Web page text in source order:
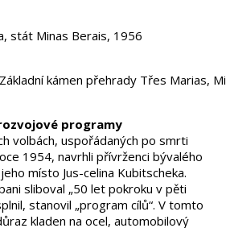
stát Minas Berais, 1956
kámen přehrady Třes Marias,
programy
volbách, uspořádaných po smrti
1954, navrhli přívrženci bývalého
místo Jus-celina Kubitscheka.
sliboval „50 let pokroku v pěti
stanovil „program cílů“. V tomto
kladen na ocel, automobilový